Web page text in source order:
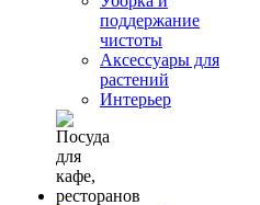
поддержание
чистоты
Аксессуары для
растений
Интерьер